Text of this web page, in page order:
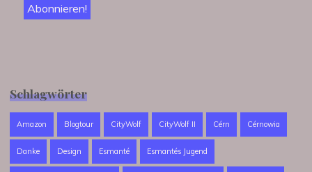
Schlagwörter
Amazon Blogtour CityWolf CityWolf II Cérn Cérnowia
Danke Design Esmanté Esmantés Jugend